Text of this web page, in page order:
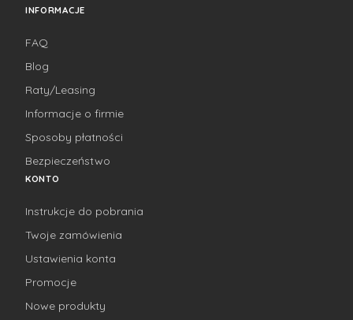
INFORMACJE
FAQ
Blog
Raty/Leasing
Informacje o firmie
Sposoby płatności
Bezpieczeństwo
KONTO
Instrukcje do pobrania
Twoje zamówienia
Ustawienia konta
Promocje
Nowe produkty